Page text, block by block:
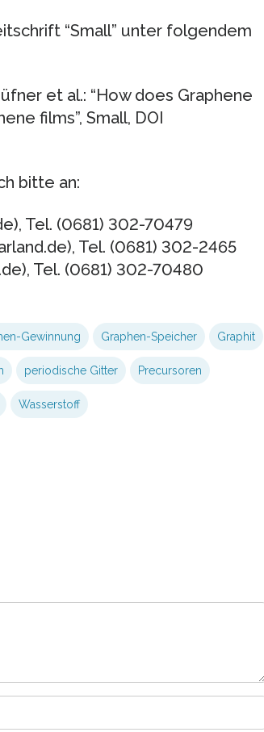
“Small” unter folgendem
et al.: “How does Graphene
films”, Small, DOI
bitte an:
Tel. (0681) 302-70479
Tel. (0681) 302-2465
Tel. (0681) 302-70480
Gewinnung Graphen-Speicher Graphit
periodische Gitter Precursoren
Wasserstoff